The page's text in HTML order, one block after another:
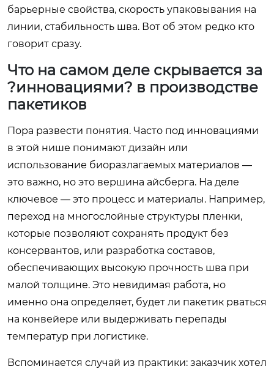
барьерные свойства, скорость упаковывания на
линии, стабильность шва. Вот об этом редко кто
говорит сразу.
Что на самом деле скрывается за
?инновациями? в производстве
пакетиков
Пора развести понятия. Часто под инновациями
в этой нише понимают дизайн или
использование биоразлагаемых материалов —
это важно, но это вершина айсберга. На деле
ключевое — это процесс и материалы. Например,
переход на многослойные структуры пленки,
которые позволяют сохранять продукт без
консервантов, или разработка составов,
обеспечивающих высокую прочность шва при
малой толщине. Это невидимая работа, но
именно она определяет, будет ли пакетик рваться
на конвейере или выдерживать перепады
температур при логистике.
Вспоминается случай из практики: заказчик хотел